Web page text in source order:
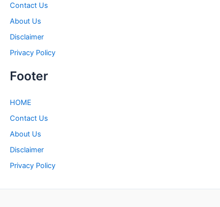
Contact Us
About Us
Disclaimer
Privacy Policy
Footer
HOME
Contact Us
About Us
Disclaimer
Privacy Policy